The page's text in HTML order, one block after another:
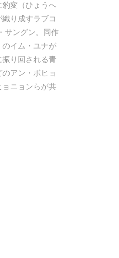
豹変（ひょうへ
り成すラブコ
サングン。同作
のイム・ユナが
振り回される青
アン・ボヒョ
ョニョンらが共